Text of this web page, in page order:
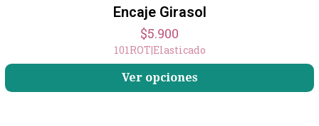
Encaje Girasol
$5.900
101ROT|Elasticado
Ver opciones